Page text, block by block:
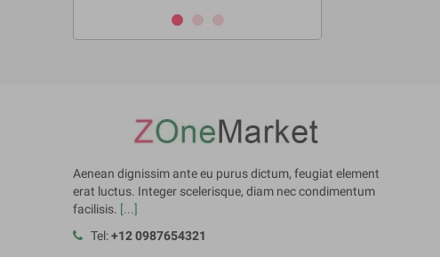
Aenean dignissim ante eu purus dictum, feugiat element
erat luctus. Integer scelerisque, diam nec condimentum
facilisis. [...]
Tel:+12 0987654321